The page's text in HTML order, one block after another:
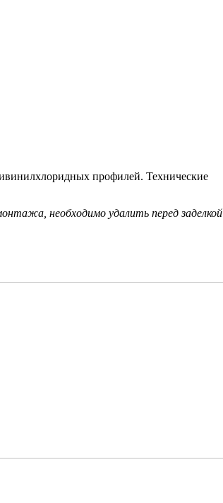
профилей. Технические
необходимо удалить перед заделкой